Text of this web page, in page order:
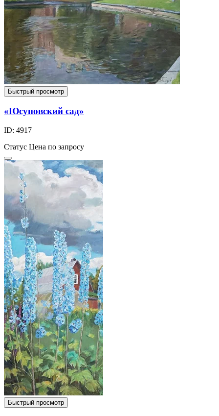
Быстрый просмотр
«Юсуповский сад»
ID: 4917
Статус Цена по запросу
Быстрый просмотр